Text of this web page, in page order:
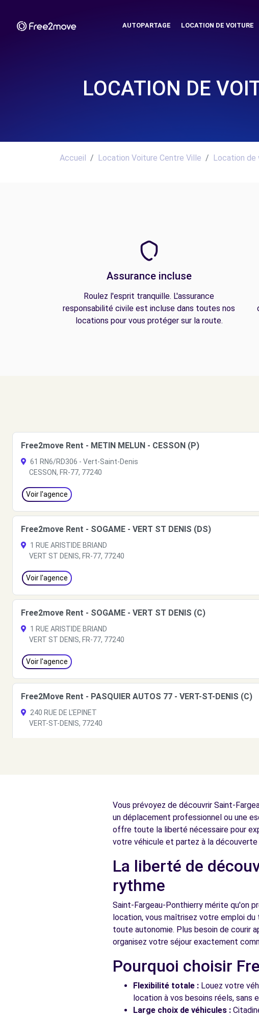
AUTOPARTAGE LOCATION DE VOITURE
LOCATION DE
Accueil Location Voiture Centre Ville Location de
Assurance incluse
Roulez l'esprit tranquille. L'assurance
responsabilité civile est incluse dans toutes nos
locations pour vous protéger sur la route.
Free2move Rent - METIN MELUN - CESSON (P)
61 RN6/RD306 - Vert-Saint-Denis
CESSON, FR-77, 77240
Voir l'agence
Free2move Rent - SOGAME - VERT ST DENIS (DS)
1 RUE ARISTIDE BRIAND
VERT ST DENIS, FR-77, 77240
Voir l'agence
Free2move Rent - SOGAME - VERT ST DENIS (C)
1 RUE ARISTIDE BRIAND
VERT ST DENIS, FR-77, 77240
Voir l'agence
Free2Move Rent - PASQUIER AUTOS 77 - VERT-ST-DENIS (C)
240 RUE DE L'EPINET
VERT-ST-DENIS, 77240
Free2move Rent - BRIE ET CHAMPAGNE - VERT SAINT DENIS
VERT SAINT DENIS, FR-77, 77240
Free2Move Rent - GARAGE TOME - MENNECY (C)
Vous prévoyez de découvrir Saint-
un déplacement professionnel ou une
offre toute la liberté nécessaire pour
votre véhicule et partez à la
La liberté de
rythme
Saint-Fargeau-Ponthierry mérite qu'on
location, vous maîtrisez votre emploi
toute autonomie. Plus besoin de courir
organisez votre séjour exactement
Pourquoi choisir
Flexibilité totale : Louez votre
location à vos besoins réels, sans
Large choix de véhicules :